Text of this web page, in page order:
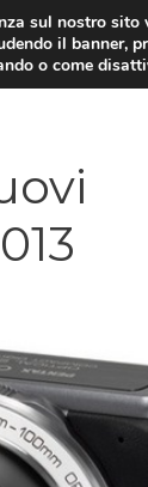
sul nostro sito
il banner,
o come